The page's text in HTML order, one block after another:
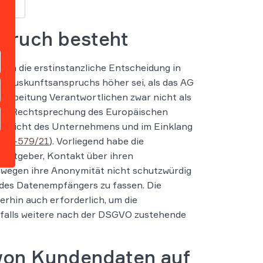
besteht
die erstinstanzliche Entscheidung in
Auskunftsanspruchs höher sei, als das AG
Verantwortlichen zwar nicht als
Rechtsprechung des Europäischen
des Unternehmens und im Einklang
C-579/21). Vorliegend habe die
Kontakt über ihren
ihre Anonymität nicht schutzwürdig
Datenempfängers zu fassen. Die
auch erforderlich, um die
weitere nach der DSGVO zustehende
Kundendaten auf